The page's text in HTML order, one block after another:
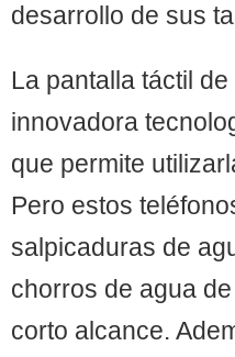
desarrollo de sus
La pantalla táctil
innovadora
que permite
Pero estos
salpicaduras de
chorros de agua
corto alcance.